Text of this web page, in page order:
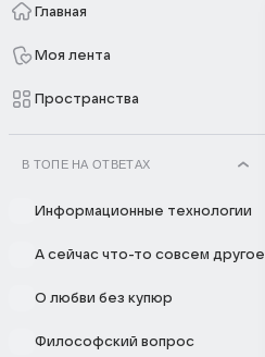
Главная
Моя лента
Пространства
В ТОПЕ НА ОТВЕТАХ
Информационные технологии
А сейчас что-то совсем другое
О любви без купюр
Философский вопрос